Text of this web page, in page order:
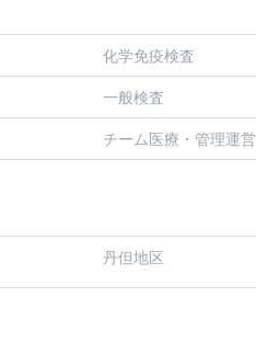
化学免疫検査
一般検査
チーム医療・管理運営
丹但地区